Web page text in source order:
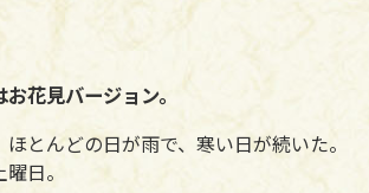
花見バージョン。
とんどの日が雨で、寒い日が続いた。
日。